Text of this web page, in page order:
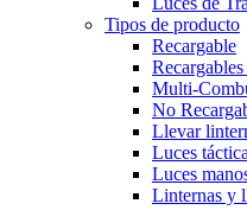
Tipos de producto
Recargable
Multi-
No
Llevar
Luces
Luces
Linternas y